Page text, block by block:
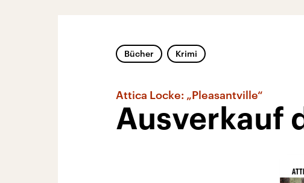
Bücher Krimi
Attica Locke: „Pleasantville“
Ausverkauf